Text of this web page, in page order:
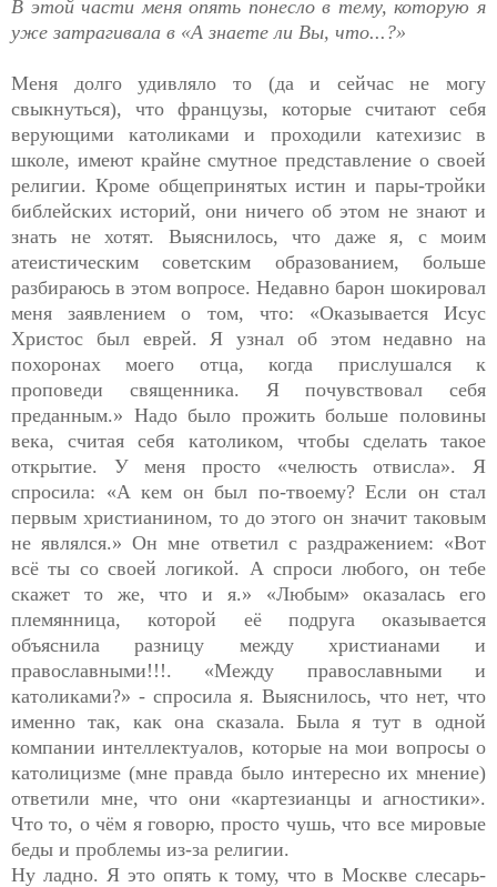
В этой части меня опять понесло в тему, которую я
уже затрагивала в «А знаете ли Вы, что...?»
Меня долго удивляло то (да и сейчас не могу
свыкнуться), что французы, которые считают себя
верующими католиками и проходили катехизис в
школе, имеют крайне смутное представление о своей
религии. Кроме общепринятых истин и пары-тройки
библейских историй, они ничего об этом не знают и
знать не хотят. Выяснилось, что даже я, с моим
атеистическим советским образованием, больше
разбираюсь в этом вопросе. Недавно барон шокировал
меня заявлением о том, что: «Оказывается Исус
Христос был еврей. Я узнал об этом недавно на
похоронах моего отца, когда прислушался к
проповеди священника. Я почувствовал себя
преданным.» Надо было прожить больше половины
века, считая себя католиком, чтобы сделать такое
открытие. У меня просто «челюсть отвисла». Я
спросила: «А кем он был по-твоему? Если он стал
первым христианином, то до этого он значит таковым
не являлся.» Он мне ответил с раздражением: «Вот
всё ты со своей логикой. А спроси любого, он тебе
скажет то же, что и я.» «Любым» оказалась его
племянница, которой её подруга оказывается
объяснила разницу между христианами и
православными!!!. «Между православными и
католиками?» - спросила я. Выяснилось, что нет, что
именно так, как она сказала. Была я тут в одной
компании интеллектуалов, которые на мои вопросы о
католицизме (мне правда было интересно их мнение)
ответили мне, что они «картезианцы и агностики».
Что то, о чём я говорю, просто чушь, что все мировые
беды и проблемы из-за религии.
Ну ладно. Я это опять к тому, что в Москве слесарь-